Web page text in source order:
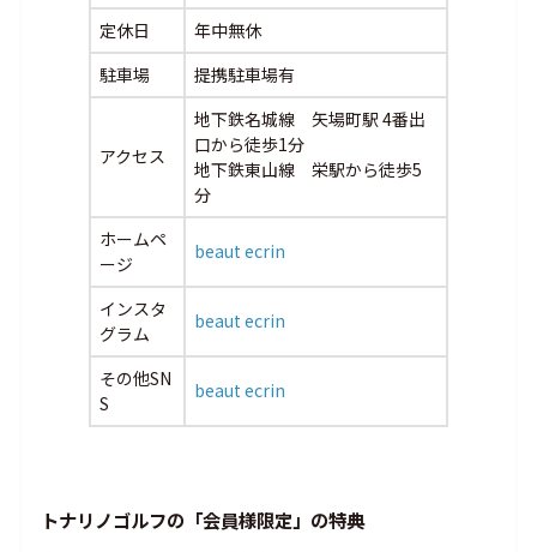
定休日
年中無休
駐車場
提携駐車場有
アクセス
地下鉄名城線 矢場町駅 4番出
口から徒歩1分
地下鉄東山線 栄駅から徒歩5
分
ホームペ
ージ
beaut ecrin
インスタ
グラム
beaut ecrin
その他SN
S
beaut ecrin
トナリノゴルフの「会員様限定」の特典